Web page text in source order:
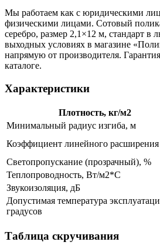
Мы работаем как с юридическими
физическими лицами. Сотовый
серебро, размер 2,1×12 м, стандарт в
выходных условиях в магазине
напрямую от производителя.
каталоге.
Характеристики
Плотность, кг/м2
Минимальный радиус изгиба, м
Коэффициент линейного расширения
Светопропускание (прозрачный), %
Теплопроводность, Вт/м2*С
Звукоизоляция, дБ
Допустимая температура
градусов
Таблица скручивания